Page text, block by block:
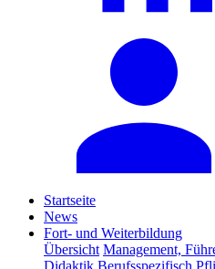
Startseite
News
Fort- und Weiterbildung
Übersicht Management,
Didaktik Berufsspezifisch